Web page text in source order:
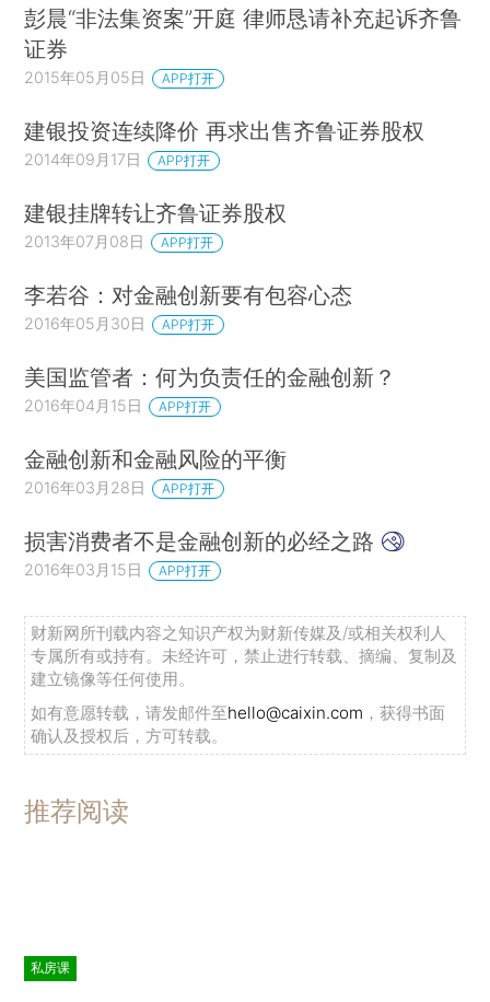
彭晨“非法集资案”开庭 律师恳请补充起诉齐鲁
证券
2015年05月05日 APP打开
建银投资连续降价 再求出售齐鲁证券股权
2014年09月17日 APP打开
建银挂牌转让齐鲁证券股权
2013年07月08日 APP打开
李若谷：对金融创新要有包容心态
2016年05月30日 APP打开
美国监管者：何为负责任的金融创新？
2016年04月15日 APP打开
金融创新和金融风险的平衡
2016年03月28日 APP打开
损害消费者不是金融创新的必经之路
2016年03月15日 APP打开
财新网所刊载内容之知识产权为财新传媒及/或相关权利人
专属所有或持有。未经许可，禁止进行转载、摘编、复制及
建立镜像等任何使用。
如有意愿转载，请发邮件至hello@caixin.com ，获得书面
确认及授权后，方可转载。
推荐阅读
私房课